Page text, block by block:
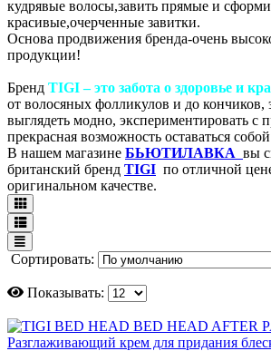
кудрявые волосы,завить прямые и
красивые,очерченные завитки.
Основа продвижения бренда-очень
продукции!
Бренд TIGI – это забота о здоровье и
от волосяных фолликулов и до кончиков,
выглядеть модно, экспериментировать с
прекрасная возможность оставаться
В нашем магазине БЬЮТИЛАВКА вы
британский бренд TIGI по отличной
оригинальном качестве.
Сортировать:
Показывать: